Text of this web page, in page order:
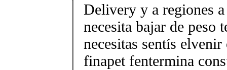
Delivery y a regiones
necesita bajar de peso
necesitas sentís
finapet fentermina